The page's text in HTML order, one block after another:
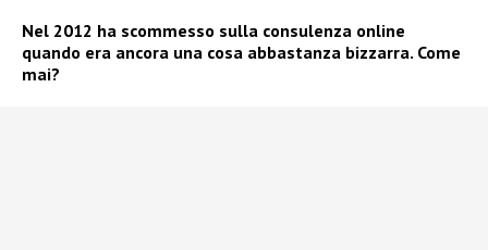
Nel 2012 ha scommesso sulla consulenza online
quando era ancora una cosa abbastanza bizzarra. Come
mai?